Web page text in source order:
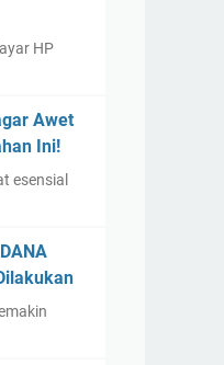
HP
Awet
Ini!
esensial